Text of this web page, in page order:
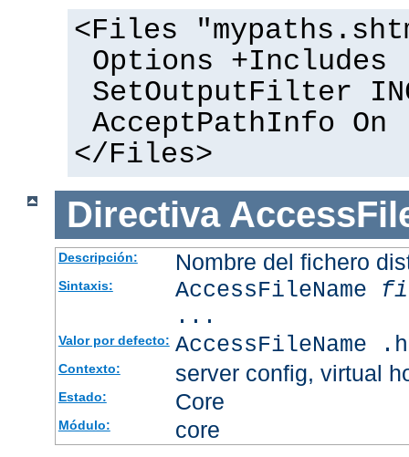
<Files
Options +Includes
SetOutputFilter
AcceptPathInfo On
</Files>
Directiva
Descripción: Nombre del fichero
Sintaxis: AccessFileName
...
Valor por defecto: AccessFileName
Contexto: server config, virtual
Estado: Core
Módulo: core